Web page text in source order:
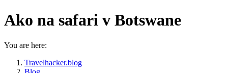
Ako na safari v Botswane
You are here:
Travelhacker.blog